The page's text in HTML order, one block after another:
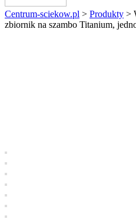
Centrum-sciekow.pl > Produkty >
zbiornik na szambo Titanium,